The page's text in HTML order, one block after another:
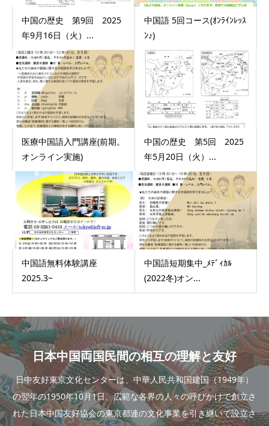
中国の歴史 第9回 2025
年9月16日（火）...
中国語 5回コース(ｵﾝﾗｲﾝﾚｯｽ
ﾝ♪)
医療中国語入門講座(前期。
オンライン実施)
中国の歴史 第5回 2025
年5月20日（火）...
中国語無料体験講座
2025.3~
中国語短期集中_ﾒﾃﾞｨｶﾙ
(2022冬)オン...
日本中国両国民間の相互の理解と友好
日中友好東京文化センターは、中華人民共和国建国（1949年）
の翌年の1950年10月1日、広範な各界の人々の呼びかけで創立さ
れた日本中国友好協会の東京都連の文化事業を引き継いで設立さ